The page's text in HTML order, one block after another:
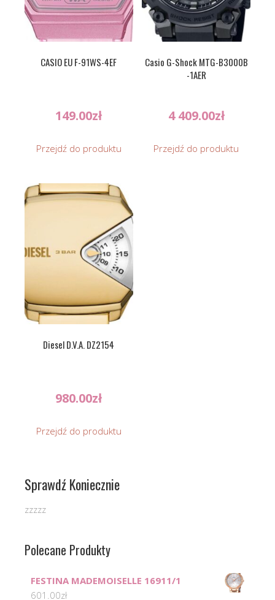
CASIO EU F-91WS-4EF
149.00zł
Przejdź do produktu
Casio G-Shock MTG-B3000B
-1AER
4 409.00zł
Przejdź do produktu
Diesel D.V.A. DZ2154
980.00zł
Przejdź do produktu
Sprawdź Koniecznie
zzzzz
Polecane Produkty
FESTINA MADEMOISELLE 16911/1
601.00zł